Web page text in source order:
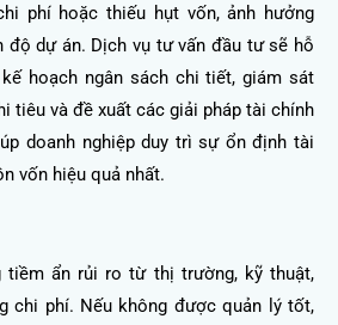
phí hoặc thiếu hụt vốn, ảnh hưởng
độ dự án. Dịch vụ tư vấn đầu tư sẽ hỗ
hoạch ngân sách chi tiết, giám sát
tiêu và đề xuất các giải pháp tài chính
doanh nghiệp duy trì sự ổn định tài
vốn hiệu quả nhất.
tiềm ẩn rủi ro từ thị trường, kỹ thuật,
chi phí. Nếu không được quản lý tốt,